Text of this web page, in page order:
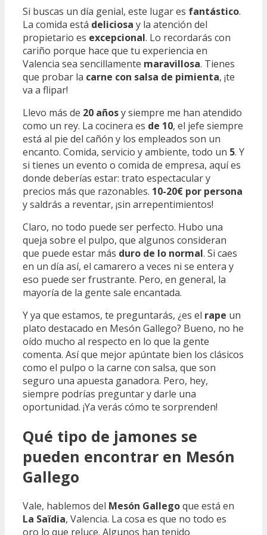
Si buscas un día genial, este lugar es fantástico.
La comida está deliciosa y la atención del
propietario es excepcional. Lo recordarás con
cariño porque hace que tu experiencia en
Valencia sea sencillamente maravillosa. Tienes
que probar la carne con salsa de pimienta, ¡te
va a flipar!
Llevo más de 20 añosy siempre me han atendido
como un rey. La cocinera es de 10, el jefe siempre
está al pie del cañón y los empleados son un
encanto. Comida, servicio y ambiente, todo un 5. Y
si tienes un evento o comida de empresa, aquí es
donde deberías estar: trato espectacular y
precios más que razonables. 10-20€ por persona
y saldrás a reventar, ¡sin arrepentimientos!
Claro, no todo puede ser perfecto. Hubo una
queja sobre el pulpo, que algunos consideran
que puede estar más duro de lo normal. Si caes
en un día así, el camarero a veces ni se entera y
eso puede ser frustrante. Pero, en general, la
mayoría de la gente sale encantada.
Y ya que estamos, te preguntarás, ¿es el rape un
plato destacado en Mesón Gallego? Bueno, no he
oído mucho al respecto en lo que la gente
comenta. Así que mejor apúntate bien los clásicos
como el pulpo o la carne con salsa, que son
seguro una apuesta ganadora. Pero, hey,
siempre podrías preguntar y darle una
oportunidad. ¡Ya verás cómo te sorprenden!
Qué tipo de jamones se
pueden encontrar en Mesón
Gallego
Vale, hablemos del Mesón Gallegoque está en
La Saïdia, Valencia. La cosa es que no todo es
oro lo que reluce. Algunos han tenido